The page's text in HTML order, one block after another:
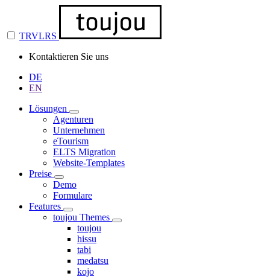
TRVLRS
Kontaktieren Sie uns
DE
EN
Lösungen
Agenturen
Unternehmen
eTourism
ELTS Migration
Website-Templates
Preise
Demo
Formulare
Features
toujou Themes
toujou
hissu
tabi
medatsu
kojo